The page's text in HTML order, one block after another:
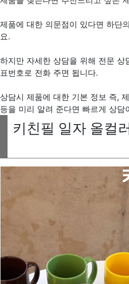
제품에 대한 의문점이 있다면 하단
요.
하지만 자세한 상담을 위해 전문 상
표번호로 전화 주면 됩니다.
상담시 제품에 대한 기본 정보 즉,
등을 미리 알려 준다면 빠르게 상담
키친필 일자 올컬